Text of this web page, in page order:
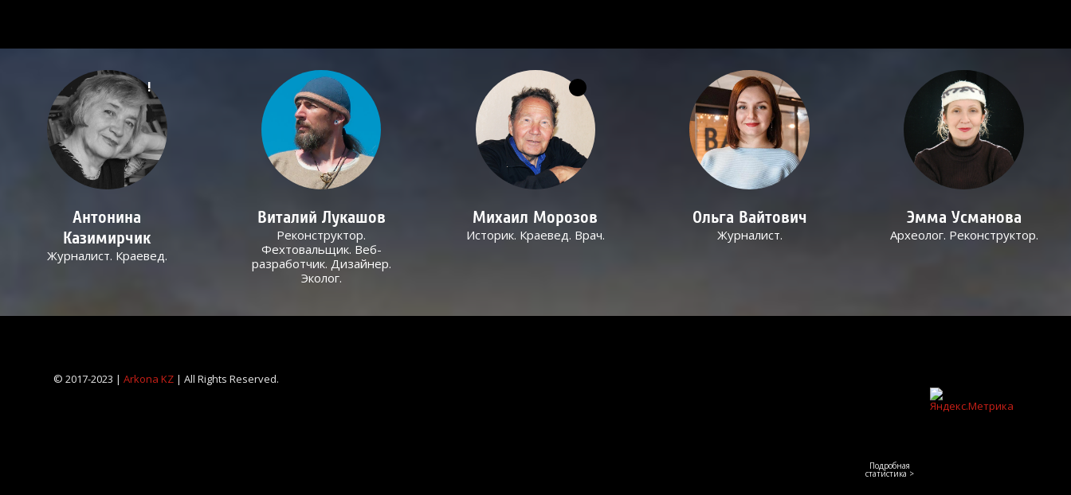
!
Антонина
Казимирчик
Журналист. Краевед.
Виталий Лукашов
Реконструктор.
Фехтовальщик. Веб-
разработчик. Дизайнер.
Эколог.
Михаил Морозов
Историк. Краевед. Врач.
Ольга Вайтович
Журналист.
Эмма Усманова
Археолог. Реконструктор.
© 2017-2023 |Arkona KZ | All Rights Reserved.
Подробная
статистика >